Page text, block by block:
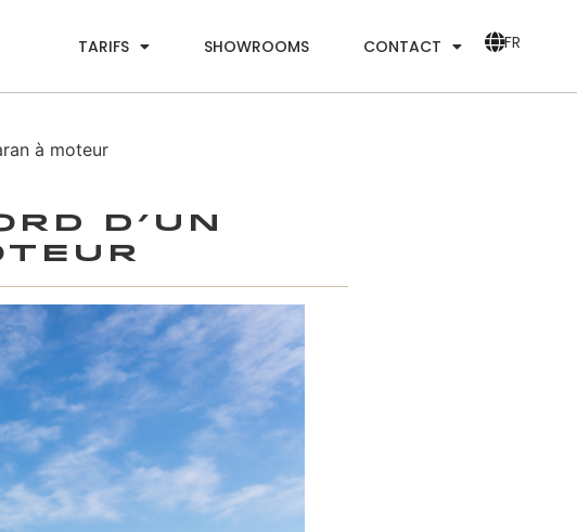
TARIFS SHOWROOMS CONTACT FR
à moteur
d’un